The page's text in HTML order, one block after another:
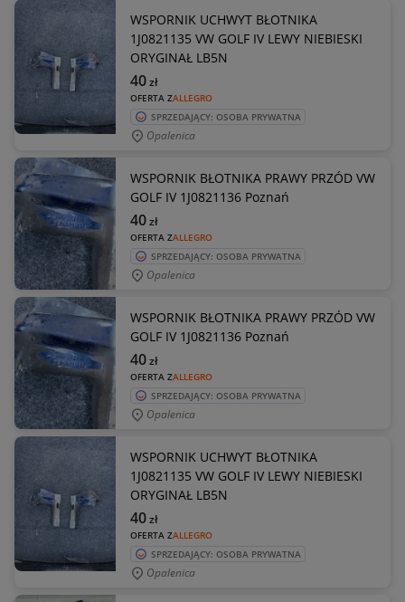
WSPORNIK UCHWYT BŁOTNIKA
1J0821135 VW GOLF IV LEWY NIEBIESKI
ORYGINAŁ LB5N
OFERTA ZALLEGRO
40zł
SPRZEDAJĄCY: OSOBA PRYWATNA
Opalenica
WSPORNIK BŁOTNIKA PRAWY PRZÓD VW
GOLF IV 1J0821136 Poznań
OFERTA ZALLEGRO
40zł
SPRZEDAJĄCY: OSOBA PRYWATNA
Opalenica
WSPORNIK BŁOTNIKA PRAWY PRZÓD VW
GOLF IV 1J0821136 Poznań
OFERTA ZALLEGRO
40zł
SPRZEDAJĄCY: OSOBA PRYWATNA
Opalenica
WSPORNIK UCHWYT BŁOTNIKA
1J0821135 VW GOLF IV LEWY NIEBIESKI
ORYGINAŁ LB5N
OFERTA ZALLEGRO
40zł
SPRZEDAJĄCY: OSOBA PRYWATNA
Opalenica